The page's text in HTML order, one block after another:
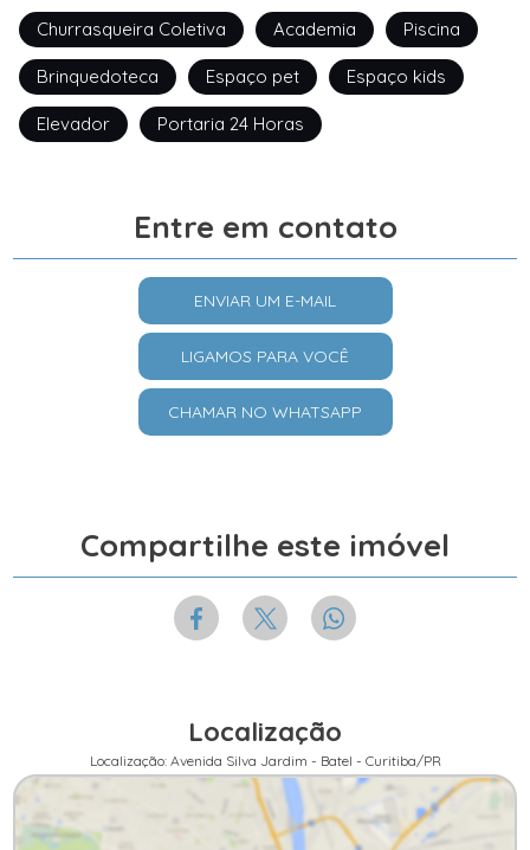
Churrasqueira Coletiva Academia Piscina
Brinquedoteca Espaço pet Espaço kids
Elevador Portaria 24 Horas
Entre em contato
ENVIAR UM E-MAIL
LIGAMOS PARA VOCÊ
CHAMAR NO WHATSAPP
Compartilhe este imóvel
Localização
Localização: Avenida Silva Jardim - Batel - Curitiba/PR